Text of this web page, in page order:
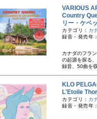
VARIOUS
Country
リー・ケベ
カテゴリ： カ
録音・発売
カナダのフラ
の起源を探る
録音、50曲を
KLO
L'Etoile
カテゴリ： カ
録音・発売年